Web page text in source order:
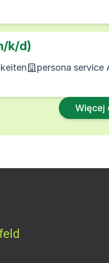
k/d)
persona service
Więcej